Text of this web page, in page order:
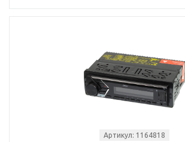
Артикул: 1164818